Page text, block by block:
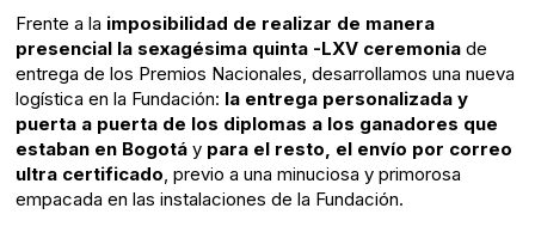
Frente a la imposibilidad de realizar de manera
presencial la sexagésima quinta -LXV ceremoniade
entrega de los Premios Nacionales, desarrollamos una nueva
logística en la Fundación: la entrega personalizada y
puerta a puerta de los diplomas a los ganadores que
estaban en Bogotáypara el resto, el envío por correo
ultra certificado , previo a una minuciosa y primorosa
empacada en las instalaciones de la Fundación.